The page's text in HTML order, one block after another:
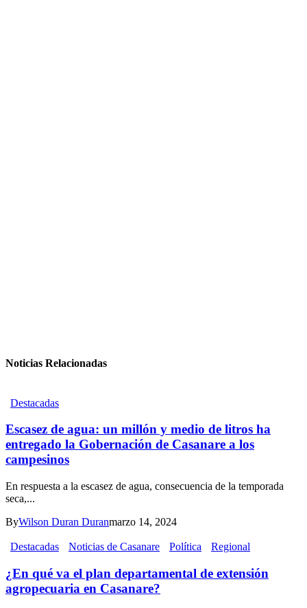
Noticias Relacionadas
Destacadas
Escasez de agua: un millón y medio de litros ha
entregado la Gobernación de Casanare a los
campesinos
En respuesta a la escasez de agua, consecuencia de la temporada
seca,...
ByWilson Duran Duranmarzo 14, 2024
Destacadas Noticias de Casanare Política Regional
¿En qué va el plan departamental de extensión
agropecuaria en Casanare?